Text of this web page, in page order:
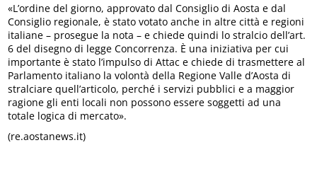
«L’ordine del giorno, approvato dal Consiglio di Aosta e dal
Consiglio regionale, è stato votato anche in altre città e regioni
italiane – prosegue la nota – e chiede quindi lo stralcio dell’art.
6 del disegno di legge Concorrenza. È una iniziativa per cui
importante è stato l’impulso di Attac e chiede di trasmettere al
Parlamento italiano la volontà della Regione Valle d’Aosta di
stralciare quell’articolo, perché i servizi pubblici e a maggior
ragione gli enti locali non possono essere soggetti ad una
totale logica di mercato».
(re.aostanews.it)